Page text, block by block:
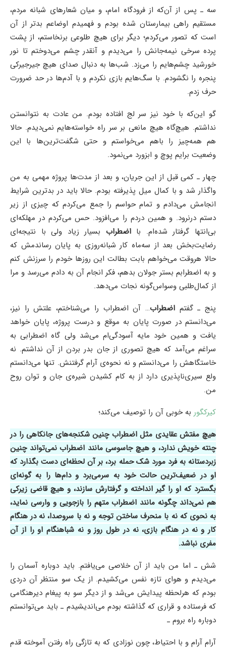
سه ـ پس از آن‌که از فرودگاه امام، و میان شعارهای شبانه مردم،
مستقیم راهی بیمارستان شده بودم و فهمیدم اوضاعم بدتر از آن
است که تصور می‌کردم؛ دیگر برای هیچ طلوعی برنخاستم، از پشت
پرده سرخی نیمه‌جانش را می‌دیدم و آنقدر چشم می‌دوختم تا نور
خورشید چشم‌هایم را می‌زد. شب‌ها به دنبال صدای هیچ جیرجیرکی
پنجره را نگشودم. با سگ‌هایم بازی نکردم و با آدم‌ها در حد ضرورت
حرف زدم.
گو این‌که با خود نیز سر لج افتاده بودم. من عادت به نتوانستن
نداشتم. هیچ‌گاه هیچ مانعی بر سر راه خواسته‌هایم نمی‌دیدم. حالا
هم همه‌چیز را باهم می‌خواستم و حتی شگفت‌ترین‌ها با این
وضعیت برایم پوچ و ابزورد می‌نمود.
چهار ـ کمی قبل از این جریان، و بعد از مدت‌ها پروژه‌ مهمی به من
واگذار شد و با کمال میل پذیرفته بودم. حالا باید در بدترین شرایط
انجامش می‌دادم و تمام حواسم را جمع می‌کردم که چیزی از زیر
دستم درنرود. و همین دردم را می‌افزود. حس می‌کردم در مهلکه‌ای
بی‌انتها گرفتار شده‌ام. بااضطراب بسیار زیاد ولی با نتیجه‌ای
رضایت‌بخش بعد از سه‌ماه کار شبانه‌روزی به پایان رساندمش که
حالا هروقت می‌خواهم بابت بطالت این روزها خودم را سرزنش کنم
و به اضطرابم بستر جولان بدهم، فکر انجام آن به دادم می‌رسد و مرا
از کمال‌طلبی وسواس‌گونه نجات می‌دهد.
پنج ـ گفتماضطراب… آن اضطراب را می‌شناختم، علتش را نیز،
می‌دانستم در صورت پایان به موقع و درست پروژه، پایان خواهد
یافت و همین خود مایه آسودگی‌ام می‌شد ولی گاه اضطرابی به
سراغم می‌آمد که هیچ تصوری از جان بدر بردن از آن نداشتم. نه
خاستگاهش را می‌دانستم و نه نحوه‌ی آرام گرفتنش. تنها می‌دانستم
ولع سیری‌ناپذیری دارد از به کام کشیدن شیره‌ی جان و توان روح
من.
کیرکگور به خوبی آن را توصیف می‌کند؛
هیچ مفتش عقایدی مثل اضطراب چنین شکنجه‌های جانکاهی را در
چنته خویش ندارد، و هیچ جاسوسی مانند اضطراب نمی‌تواند چنین
زبردستانه به فرد مورد شک حمله برد، بر آن لحظه‌ای دست بگذارد که
او در ضعیف‌ترین حالت خود به سرمی‌برد و دام‌ها را به گونه‌ای
بگسترد که او را گیر انداخته و گرفتارش سازند، و هیچ قاضی زیرکی
هم نمی‌داند چگونه مانند اضطراب متهم را بازجویی و وارسی نماید،
به نحوی که نه با منحرف ساختن توجه و نه با سروصدا، نه در هنگام
کار و نه در هنگام بازی، نه در طول روز و نه شباهنگام او را از آن
مفری نباشد.
شش ـ اما من باید از آن خلاصی می‌یافتم. باید دوباره آسمان را
می‌دیدم و هوای تازه نفس می‌کشیدم. از یک سو منتظر آن دردی
بودم که هرلحظه پیدایش می‌شد و از دیگر سو به پیغام دیرهنگامی
که فرستاده و قراری که گذاشته بودم می‌اندیشیدم ـ باید می‌توانستم
دوباره راه بروم ـ
آرام آرام و با احتیاط، چون نوزادی که به تازگی راه رفتن آموخته قدم